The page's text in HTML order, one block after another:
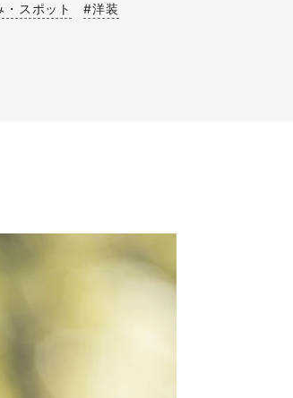
スポット #洋装